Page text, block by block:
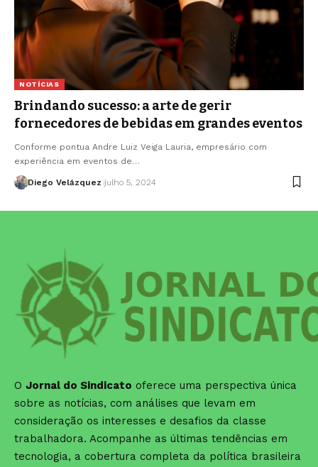
NOTÍCIAS
Brindando sucesso: a arte de gerir
fornecedores de bebidas em grandes eventos
Conforme pontua Andre Luiz Veiga Lauria, empresário com
experiência em eventos de…
Diego Velázquez julho 5, 2024
O Jornal do Sindicato oferece uma perspectiva única
sobre as notícias, com análises que levam em
consideração os interesses e desafios da classe
trabalhadora. Acompanhe as últimas tendências em
tecnologia, a cobertura completa da política brasileira